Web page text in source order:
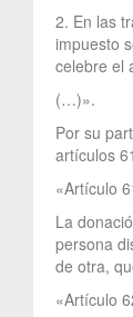
2. En las
impuesto
celebre el
(…)».
Por su
artículos
«Artículo
La
persona
de otra,
«Artículo